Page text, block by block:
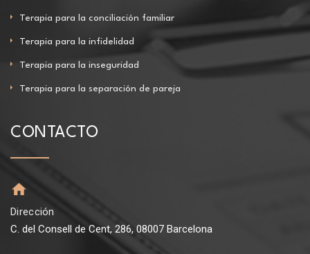
Terapia para la conciliación familiar
Terapia para la infidelidad
Terapia para la inseguridad
Terapia para la separación de pareja
CONTACTO
Dirección
C. del Consell de Cent, 286, 08007 Barcelona